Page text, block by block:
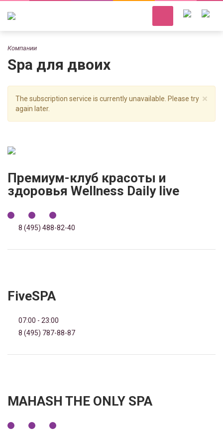
Компании
Spa для двоих
×
The subscription service is currently unavailable. Please try
again later.
Премиум-клуб красоты и
здоровья Wellness Daily live
8 (495) 488-82-40
FiveSPA
07:00 - 23:00
8 (495) 787-88-87
MAHASH THE ONLY SPA